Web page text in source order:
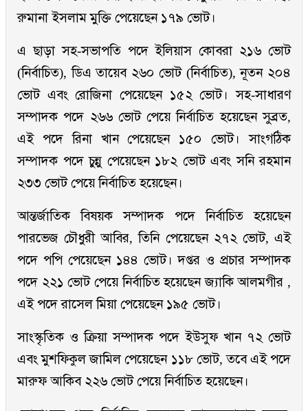
রুমানা ইসলাম মুক্তি পেয়েছেন ১৭৯ ভোট।
এ ছাড়া সহ-সভাপতি পদে ইলিয়াস কোবরা ২১৬ ভোট
(নির্বাচিত), ডিএ তায়েব ২৬০ ভোট (নির্বাচিত), নূতন ২০৪
ভোট এবং রোজিনা পেয়েছেন ১৫২ ভোট। সহ-সাধারণ
সম্পাদক পদে ২৬৬ ভোট পেয়ে নির্বাচিত হয়েছেন সুব্রত,
এই পদে রিনা খান পেয়েছেন ১৫০ ভোট। সাংগঠিক
সম্পাদক পদে চুন্নু পেয়েছেন ১৮২ ভোট এবং সনি রহমান
২৩৩ ভোট পেয়ে নির্বাচিত হয়েছেন।
আন্তর্জাতিক বিষয়ক সম্পাদক পদে নির্বাচিত হয়েছেন
পারভেজ চৌধুরী আবির, তিনি পেয়েছেন ২৭২ ভোট, এই
পদে পপি পেয়েছেন ১৪৪ ভোট। দপ্তর ও প্রচার সম্পাদক
পদে ২২১ ভোট পেয়ে নির্বাচিত হয়েছেন জ্যাকি আলমগীর ,
এই পদে রাসেল মিয়া পেয়েছেন ১৯৫ ভোট।
সাংস্কৃতিক ও ক্রিয়া সম্পাদক পদে ইউসুফ খান ৭২ ভোট
এবং মুশফিকুল জামিল পেয়েছেন ১১৮ ভোট, তবে এই পদে
মারুফ আকিব ২২৬ ভোট পেয়ে নির্বাচিত হয়েছেন।